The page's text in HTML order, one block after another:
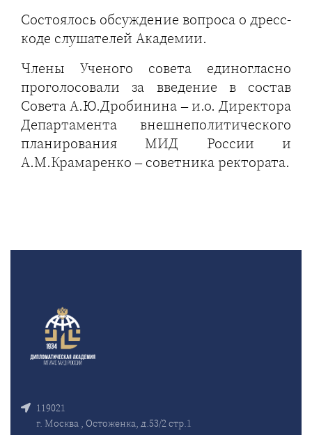
Состоялось обсуждение вопроса о дресс-
коде слушателей Академии.
Члены Ученого совета единогласно
проголосовали за введение в состав
Совета А.Ю.Дробинина – и.о. Директора
Департамента внешнеполитического
планирования МИД России и
А.М.Крамаренко – советника ректората.
119021
г. Москва , Остоженка, д.53/2 стр.1